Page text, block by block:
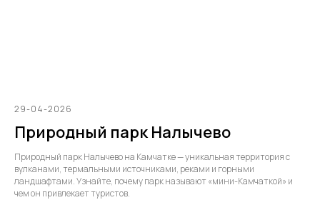
29-04-2026
Природный парк Налычево
Природный парк Налычево на Камчатке — уникальная территория с
вулканами, термальными источниками, реками и горными
ландшафтами. Узнайте, почему парк называют «мини-Камчаткой» и
чем он привлекает туристов.